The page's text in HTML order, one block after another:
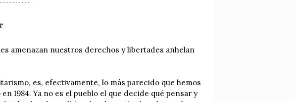
amenazan nuestros derechos y libertades anhelan
es, efectivamente, lo más parecido que hemos
1984. Ya no es el pueblo el que decide qué pensar y